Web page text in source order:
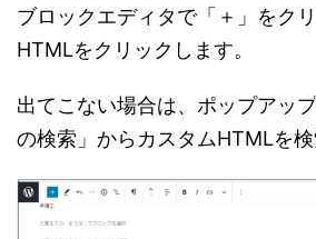
ブロックエディタで「＋」をク
HTMLをクリックします。
出てこない場合は、ポップアッ
の検索」からカスタムHTMLを検